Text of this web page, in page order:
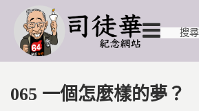
065 一個怎麼樣的夢？